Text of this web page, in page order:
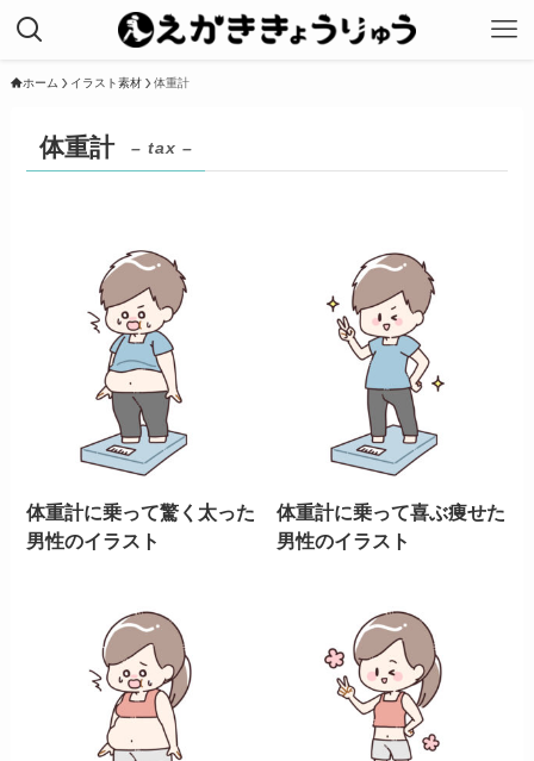
ホーム イラスト素材 体重計
体重計 – tax –
体重計に乗って驚く太った
男性のイラスト
体重計に乗って喜ぶ痩せた
男性のイラスト